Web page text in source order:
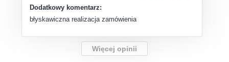
Dodatkowy komentarz:
błyskawiczna realizacja zamówienia
Więcej opinii